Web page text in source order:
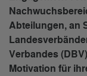
Abteilungen, an
Verbandes
Motivation für